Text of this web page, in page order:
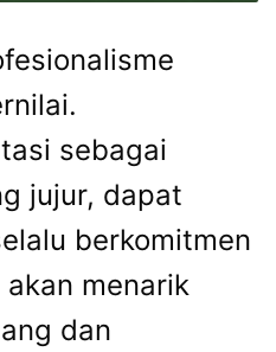
sebagai
jujur, dapat
berkomitmen
menarik
dan